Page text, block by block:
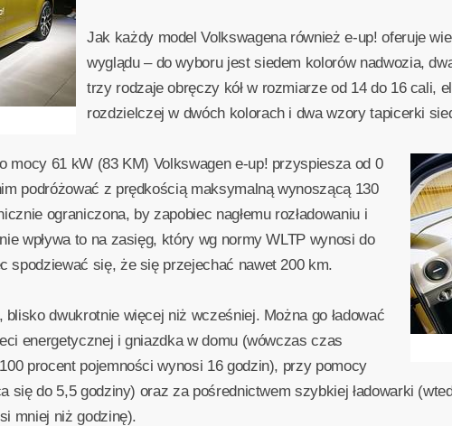
Jak każdy model Volkswagena również e-up! oferuje
wyglądu – do wyboru jest siedem kolorów nadwozia,
trzy rodzaje obręczy kół w rozmiarze od 14 do 16 cali,
rozdzielczej w dwóch kolorach i dwa wzory tapicerki
mocy 61 kW (83 KM) Volkswagen e-up! przyspiesza od 0
podróżować z prędkością maksymalną wynoszącą 130
ograniczona, by zapobiec nagłemu rozładowaniu i
wpływa to na zasięg, który wg normy WLTP wynosi do
spodziewać się, że się przejechać nawet 200 km.
dwukrotnie więcej niż wcześniej. Można go ładować
energetycznej i gniazdka w domu (wówczas czas
procent pojemności wynosi 16 godzin), przy pomocy
się do 5,5 godziny) oraz za pośrednictwem szybkiej ładowarki
mniej niż godzinę).